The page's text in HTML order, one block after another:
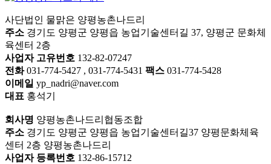
사단법인 물맑은 양평농촌나드리
주소 경기도 양평군 양평읍 농업기술센터길 37, 양평군 문화체
육센터 2층
사업자 고유번호 132-82-07247
전화031-774-5427 , 031-774-5431 팩스 031-774-5428
이메일 yp_nadri@naver.com
대표 홍석기
회사명 양평농촌나드리협동조합
주소 경기도 양평군 양평읍 농업기술센터길37 양평문화체육
센터 2층 양평농촌나드리
사업자 등록번호 132-86-15712